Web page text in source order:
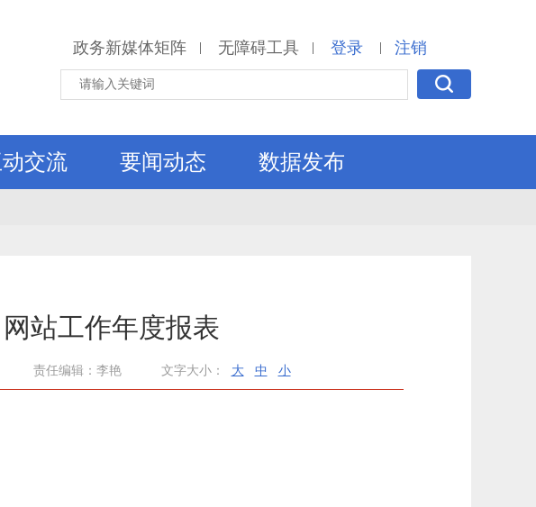
政务新媒体矩阵 | 无障碍工具 | 登录 | 注销
交流 要闻动态 数据发布
站工作年度报表
责任编辑：李艳 文字大小： 大 中 小